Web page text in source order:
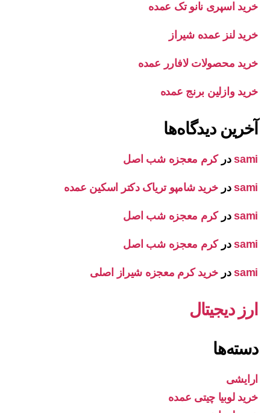
خرید اسپری نانو تک عمده
خرید لنز عمده شیراز
خرید محصولات لافارر عمده
خرید وازلین برنج عمده
آخرین دیدگاه‌ها
samiدرکرم معجزه شب اصل
samiدر خرید شامپو تریاک دکتر اسکین عمده
samiدرکرم معجزه شب اصل
samiدرکرم معجزه شب اصل
samiدر خرید کرم معجزه شیراز اصلی
ارز دیجیتال
دسته‌ها
ارایشی
خرید لوبیا چیتی عمده